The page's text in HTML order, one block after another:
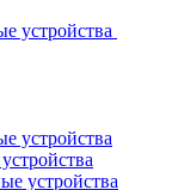
устройства